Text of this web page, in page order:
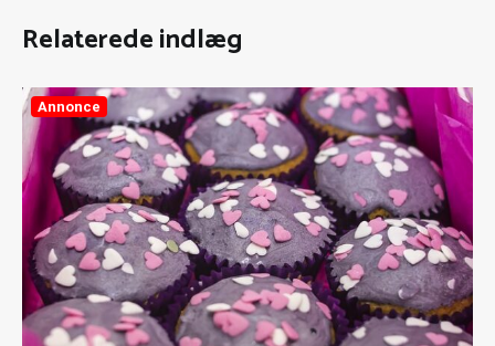
Relaterede indlæg
Annonce